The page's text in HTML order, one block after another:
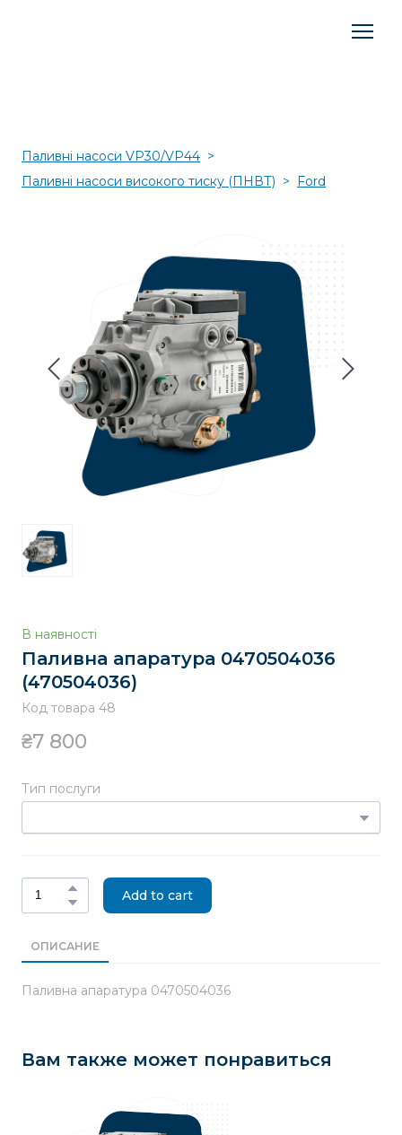
Паливні насоси VP30/VP44
Паливні насоси високого тиску (ПНВТ)
Ford
В наявності
Паливна апаратура 0470504036
(470504036)
Код товара 48
₴7 800
Тип послуги
Add to cart
ОПИСАНИЕ
Паливна апаратура 0470504036
Вам также может понравиться